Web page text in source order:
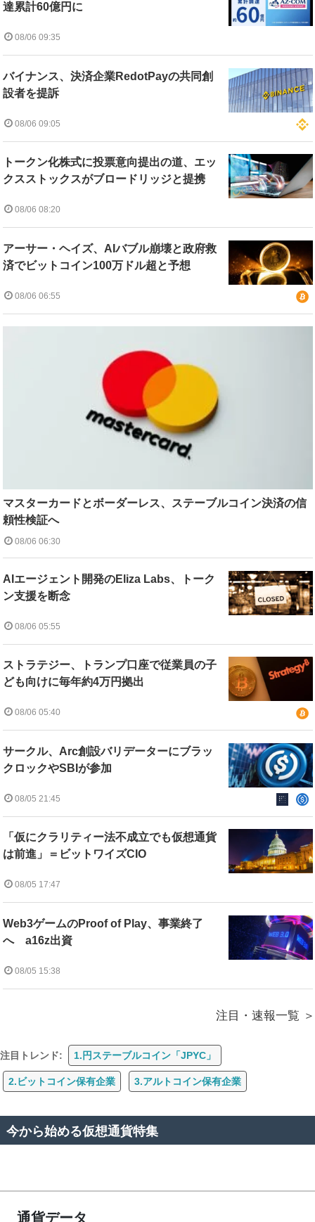
達累計60億円に
08/06 09:35
バイナンス、決済企業RedotPayの共同創
設者を提訴
08/06 09:05
トークン化株式に投票意向提出の道、エッ
クスストックスがブロードリッジと提携
08/06 08:20
アーサー・ヘイズ、AIバブル崩壊と政府救
済でビットコイン100万ドル超と予想
08/06 06:55
マスターカードとボーダーレス、ステーブルコイン決済の信
頼性検証へ
08/06 06:30
AIエージェント開発のEliza Labs、トーク
ン支援を断念
08/06 05:55
ストラテジー、トランプ口座で従業員の子
ども向けに毎年約4万円拠出
08/06 05:40
サークル、Arc創設バリデーターにブラッ
クロックやSBIが参加
08/05 21:45
「仮にクラリティー法不成立でも仮想通貨
は前進」＝ビットワイズCIO
08/05 17:47
Web3ゲームのProof of Play、事業終了
へ a16z出資
08/05 15:38
注目・速報一覧
注目トレンド: 1.円ステーブルコイン「JPYC」
2.ビットコイン保有企業 3.アルトコイン保有企業
今から始める仮想通貨特集
通貨データ